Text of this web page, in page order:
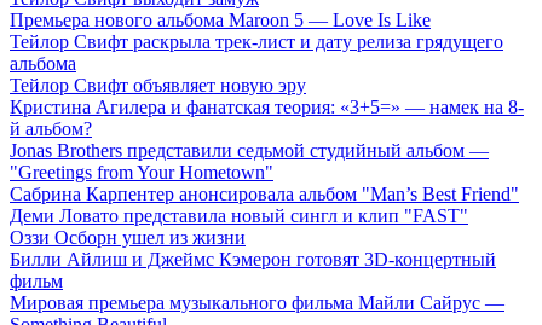
Премьера нового альбома Maroon 5 — Love Is Like
Тейлор Свифт раскрыла трек-лист и дату релиза грядущего
альбома
Тейлор Свифт объявляет новую эру
Кристина Агилера и фанатская теория: «3+5=» — намек на 8-
й альбом?
Jonas Brothers представили седьмой студийный альбом —
"Greetings from Your Hometown"
Сабрина Карпентер анонсировала альбом "Man’s Best Friend"
Деми Ловато представила новый сингл и клип "FAST"
Оззи Осборн ушел из жизни
Билли Айлиш и Джеймс Кэмерон готовят 3D-концертный
фильм
Мировая премьера музыкального фильма Майли Сайрус —